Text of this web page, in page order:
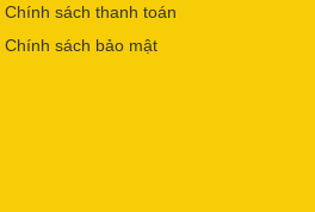
Chính sách thanh toán
Chính sách bảo mật